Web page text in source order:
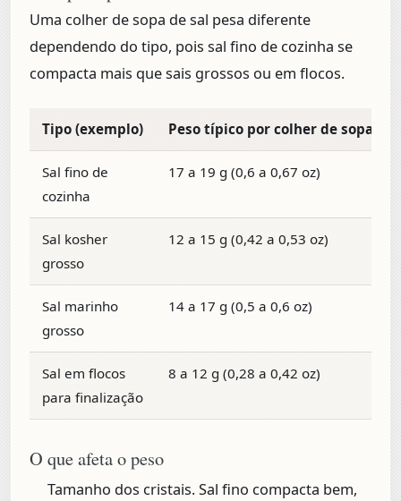
Uma colher de sopa de sal pesa diferente
dependendo do tipo, pois sal fino de cozinha se
compacta mais que sais grossos ou em flocos.
Tipo (exemplo) Peso típico por colher de sopa
Sal fino de
cozinha
17 a 19 g (0,6 a 0,67 oz)
Sal kosher
grosso
12 a 15 g (0,42 a 0,53 oz)
Sal marinho
grosso
14 a 17 g (0,5 a 0,6 oz)
Sal em flocos
para finalização
8 a 12 g (0,28 a 0,42 oz)
O que afeta o peso
Tamanho dos cristais.Sal fino compacta bem,